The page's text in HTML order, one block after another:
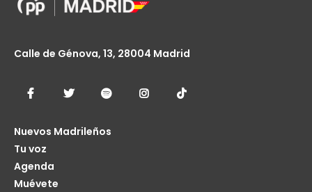
Calle de Génova, 13, 28004 Madrid
Nuevos Madrileños
Tu voz
Agenda
Muévete